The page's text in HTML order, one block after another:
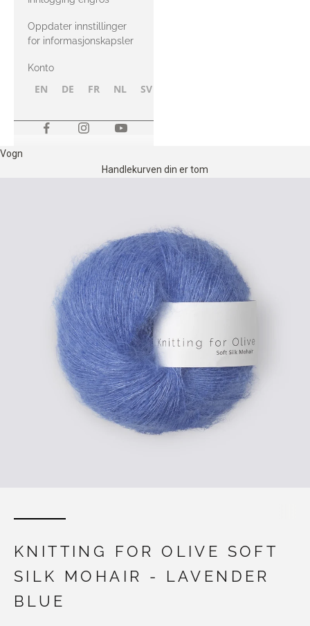
Oppdater innstillinger
for informasjonskapsler
Konto
EN DE FR NL SV
Vogn
Handlekurven din er tom
KNITTING FOR OLIVE SOFT
SILK MOHAIR - LAVENDER
BLUE